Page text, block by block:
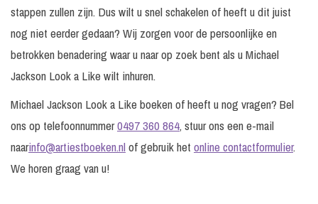
stappen zullen zijn. Dus wilt u snel schakelen of heeft u dit juist
nog niet eerder gedaan? Wij zorgen voor de persoonlijke en
betrokken benadering waar u naar op zoek bent als u Michael
Jackson Look a Like wilt inhuren.
Michael Jackson Look a Like boeken of heeft u nog vragen? Bel
ons op telefoonnummer0497 360 864, stuur ons een e-mail
naarinfo@artiestboeken.nlof gebruik het online contactformulier.
We horen graag van u!